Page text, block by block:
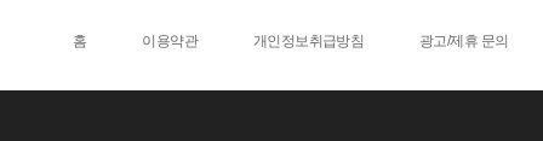
홈 이용약관 개인정보취급방침 광고/제휴 문의